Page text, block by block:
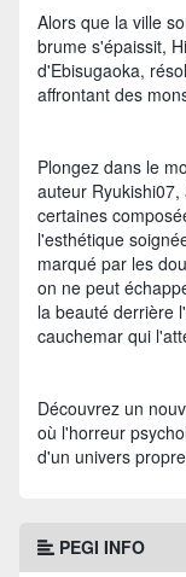
Alors que la ville
brume s'épaissit,
d'Ebisugaoka,
affrontant des
Plongez dans le
auteur
certaines
l'esthétique
marqué par les
on ne peut
la beauté derrière
cauchemar qui
Découvrez un
où l'horreur
d'un univers
PEGI INFO